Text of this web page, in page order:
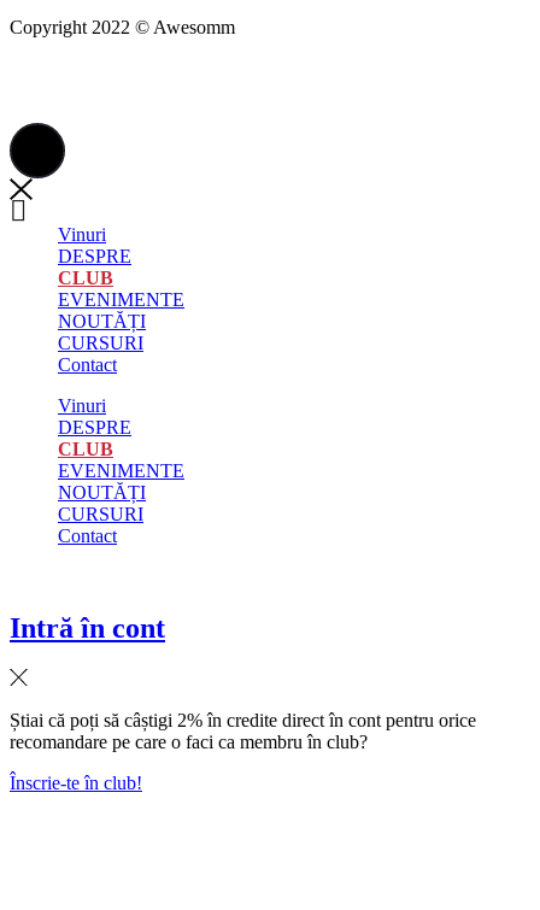
Copyright 2022 © Awesomm
Vinuri
DESPRE
CLUB
EVENIMENTE
NOUTĂȚI
CURSURI
Contact
Vinuri
DESPRE
CLUB
EVENIMENTE
NOUTĂȚI
CURSURI
Contact
Intră în cont
Știai că poți să câștigi 2% în credite direct în cont pentru orice
recomandare pe care o faci ca membru în club?
Înscrie-te în club!